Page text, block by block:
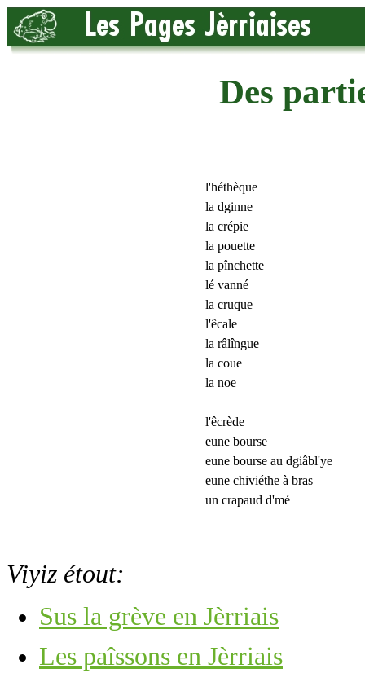
Des
l'héthèque
la dginne
la crépie
la pouette
la pînchette
lé vanné
la cruque
l'êcale
la râlîngue
la coue
la noe
l'êcrède
eune bourse
eune bourse au dgiâbl'ye
eune chiviéthe à bras
un crapaud d'mé
Viyiz étout:
Sus la grève en Jèrriais
Les paîssons en Jèrriais